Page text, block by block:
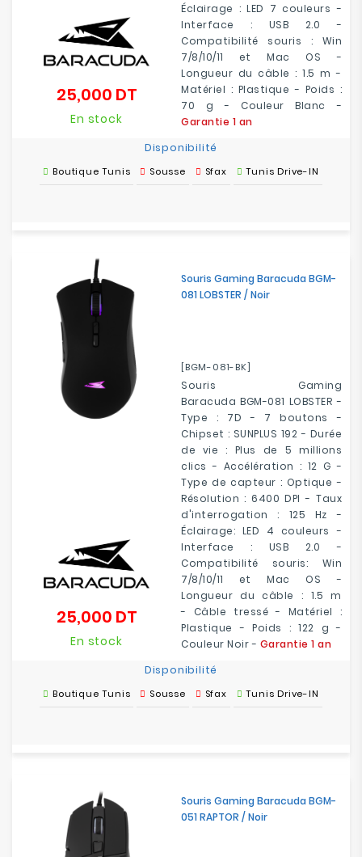
Éclairage :LED 7 couleurs -
Interface : USB 2.0 -
Compatibilité souris : Win
7/8/10/11 et Mac OS -
Longueur du câble : 1.5 m -
Matériel : Plastique - Poids :
70 g - Couleur Blanc -
Garantie 1 an
25,000 DTPrix
En stock
Disponibilité
Boutique Tunis Sousse Sfax Tunis Drive-IN
Souris Gaming Baracuda BGM-
081 LOBSTER / Noir
[BGM-081-BK]
Souris Gaming
Baracuda BGM-081 LOBSTER -
Type : 7D - 7 boutons -
Chipset : SUNPLUS 192 - Durée
de vie : Plus de 5 millions
clics - Accélération : 12 G -
Type de capteur : Optique -
Résolution : 6400 DPI - Taux
d'interrogation : 125 Hz -
Éclairage: LED 4 couleurs -
Interface : USB 2.0 -
Compatibilité souris: Win
7/8/10/11 et Mac OS -
Longueur du câble : 1.5 m
- Câble tressé - Matériel :
Plastique - Poids : 122 g -
Couleur Noir - Garantie 1 an
25,000 DTPrix
En stock
Disponibilité
Boutique Tunis Sousse Sfax Tunis Drive-IN
Souris Gaming Baracuda BGM-
051 RAPTOR / Noir